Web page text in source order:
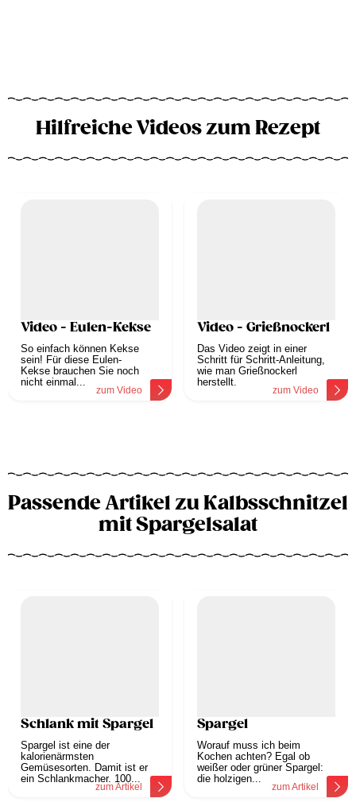
Hilfreiche Videos zum Rezept
Video - Eulen-Kekse
So einfach können Kekse
sein! Für diese Eulen-
Kekse brauchen Sie noch
nicht einmal...
zum Video
Video - Grießnockerl
Das Video zeigt in einer
Schritt für Schritt-Anleitung,
wie man Grießnockerl
herstellt.
zum Video
Passende Artikel zu Kalbsschnitzel
mit Spargelsalat
Schlank mit Spargel
Spargel ist eine der
kalorienärmsten
Gemüsesorten. Damit ist er
ein Schlankmacher. 100...
zum Artikel
Spargel
Worauf muss ich beim
Kochen achten? Egal ob
weißer oder grüner Spargel:
die holzigen...
zum Artikel